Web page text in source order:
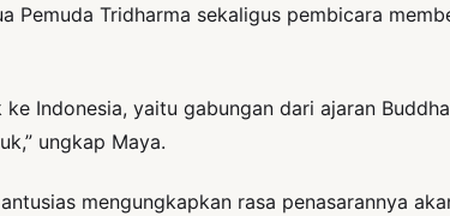
Pemuda Tridharma sekaligus pembicara
Indonesia, yaitu gabungan dari ajaran
ungkap Maya.
mengungkapkan rasa penasarannya